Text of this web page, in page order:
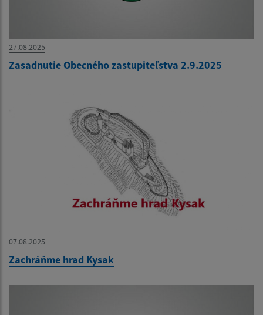
27.08.2025
Zasadnutie Obecného zastupiteľstva 2.9.2025
07.08.2025
Zachráňme hrad Kysak